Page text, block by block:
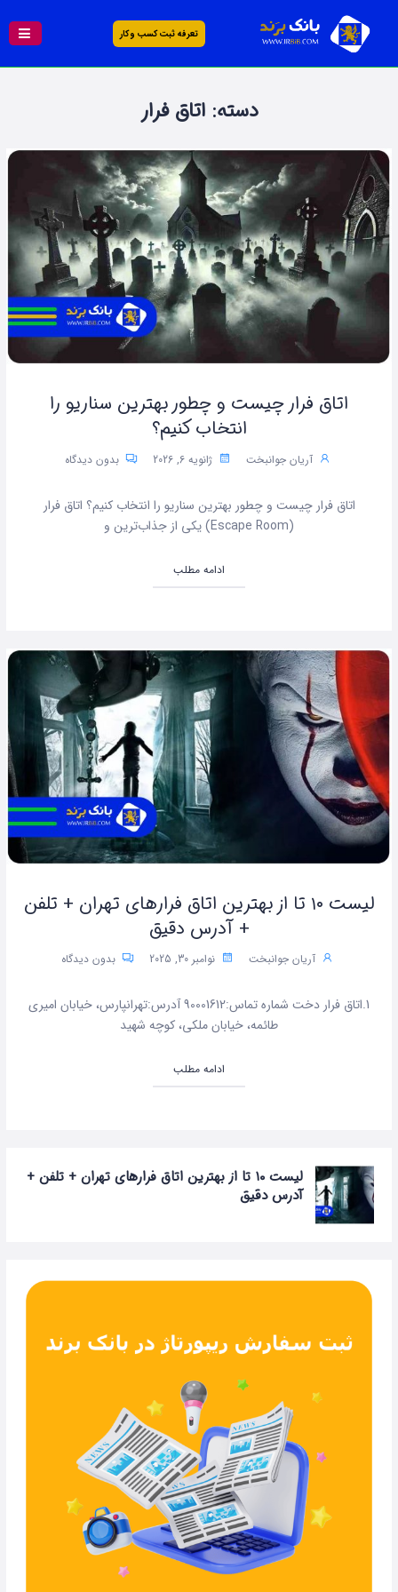
تعرفه ثبت کسب و کار
دسته:اتاق فرار
اتاق فرار چیست و چطور بهترین سناریو را
انتخاب کنیم؟
آریان جوانبخت ژانویه 6, 2026 بدون دیدگاه
اتاق فرار چیست و چطور بهترین سناریو را انتخاب کنیم؟ اتاق فرار
(Escape Room) یکی از جذاب‌ترین و
ادامه مطلب
لیست ۱۰ تا از بهترین اتاق فرارهای تهران + تلفن
+ آدرس دقیق
آریان جوانبخت نوامبر 30, 2025 بدون دیدگاه
1.اتاق فرار دخت شماره تماس:90001612 آدرس:تهرانپارس، خیابان امیری
طائمه، خیابان ملکی، کوچه شهید
ادامه مطلب
لیست ۱۰ تا از بهترین اتاق فرارهای تهران + تلفن +
آدرس دقیق